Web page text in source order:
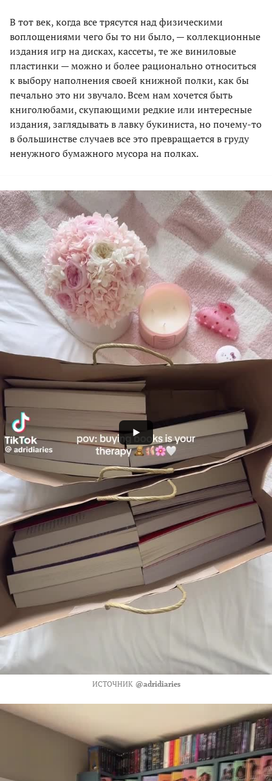
В тот век, когда все трясутся над физическими
воплощениями чего бы то ни было, — коллекционные
издания игр на дисках, кассеты, те же виниловые
пластинки — можно и более рационально относиться
к выбору наполнения своей книжной полки, как бы
печально это ни звучало. Всем нам хочется быть
книголюбами, скупающими редкие или интересные
издания, заглядывать в лавку букиниста, но почему-то
в большинстве случаев все это превращается в груду
ненужного бумажного мусора на полках.
ИСТОЧНИК @adridiaries